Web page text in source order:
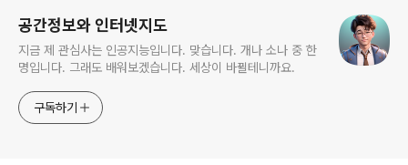
공간정보와 인터넷지도
지금 제 관심사는 인공지능입니다. 맞습니다. 개나 소나 중 한
명입니다. 그래도 배워보겠습니다. 세상이 바뀔테니까요.
구독하기